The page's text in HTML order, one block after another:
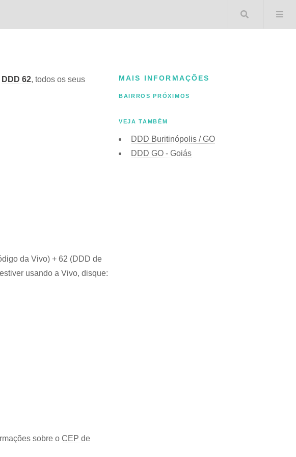
Buscar
DDD 62, todos os seus
da Vivo) + 62 (DDD de
usando a Vivo, disque:
sobre o CEP de
MAIS INFORMAÇÕES
BAIRROS PRÓXIMOS
VEJA TAMBÉM
DDD Buritinópolis / GO
DDD GO - Goiás